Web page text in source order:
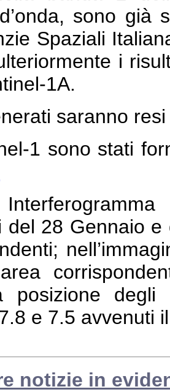
sono già
Spaziali
i
1A.
saranno
1 sono stati
del 28 Gennaio
posizione
e 7.5 avvenuti
notizie in